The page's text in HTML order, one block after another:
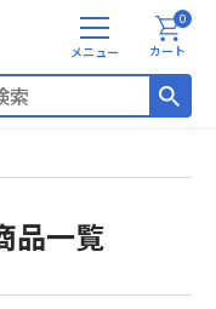
メ
ニ
カート
0
品一覧